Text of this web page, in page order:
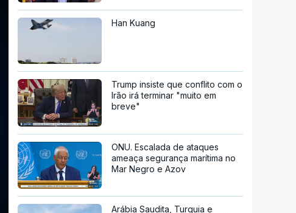
Han Kuang
Trump insiste que conflito com o
Irão irá terminar "muito em
breve"
ONU. Escalada de ataques
ameaça segurança marítima no
Mar Negro e Azov
Arábia Saudita, Turquia e